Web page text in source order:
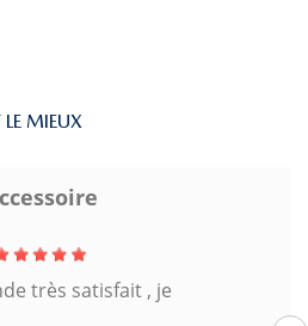
LE MIEUX
très satisfait , je